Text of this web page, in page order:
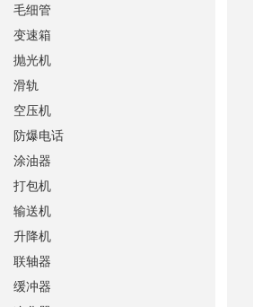
毛细管
变速箱
抛光机
滑轨
空压机
防爆电话
涂油器
打包机
输送机
升降机
联轴器
缓冲器